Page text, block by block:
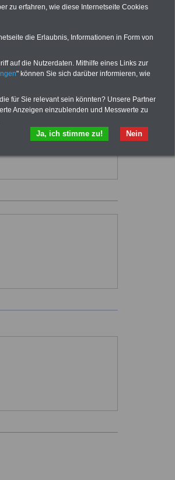
zu erfahren, wie diese Internetseite Cookies
die Erlaubnis, Informationen in Form von
auf die Nutzerdaten. Mithilfe eines Links zur
" können Sie sich darüber informieren, wie
für Sie relevant sein könnten? Unsere Partner
Anzeigen einzublenden und Messwerte zu
Nein
Ja, ich stimme zu!